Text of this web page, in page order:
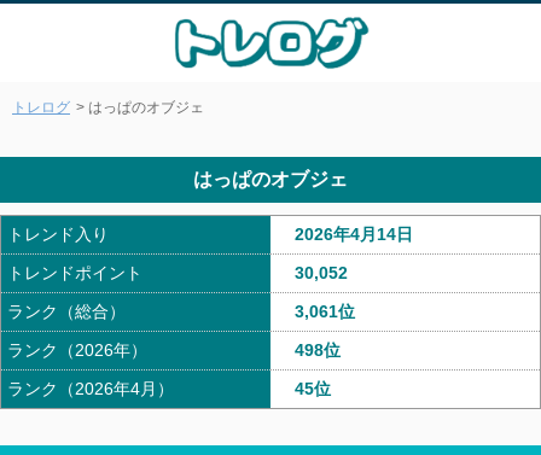
トレログ > はっぱのオブジェ
はっぱのオブジェ
トレンド入り
トレンドポイント
ランク（総合）
ランク（2026年）
ランク（2026年4月）
2026年4月14日
30,052
3,061位
498位
45位